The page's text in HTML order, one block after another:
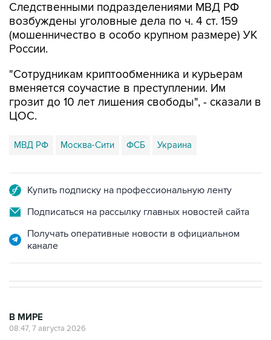
Следственными подразделениями МВД РФ
возбуждены уголовные дела по ч. 4 ст. 159
(мошенничество в особо крупном размере) УК
России.
"Сотрудникам криптообменника и курьерам
вменяется соучастие в преступлении. Им
грозит до 10 лет лишения свободы", - сказали в
ЦОС.
МВД РФ Москва-Сити ФСБ Украина
Купить подписку на профессиональную ленту
Подписаться на рассылку главных новостей сайта
Получать оперативные новости в официальном
канале
В МИРЕ
08:47, 7 августа 2026